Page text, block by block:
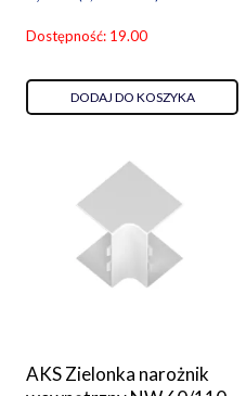
Dostępność: 19.00
DODAJ DO KOSZYKA
AKS Zielonka narożnik